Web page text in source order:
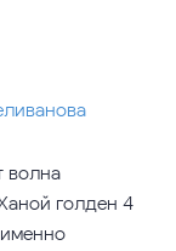
волна
голден 4